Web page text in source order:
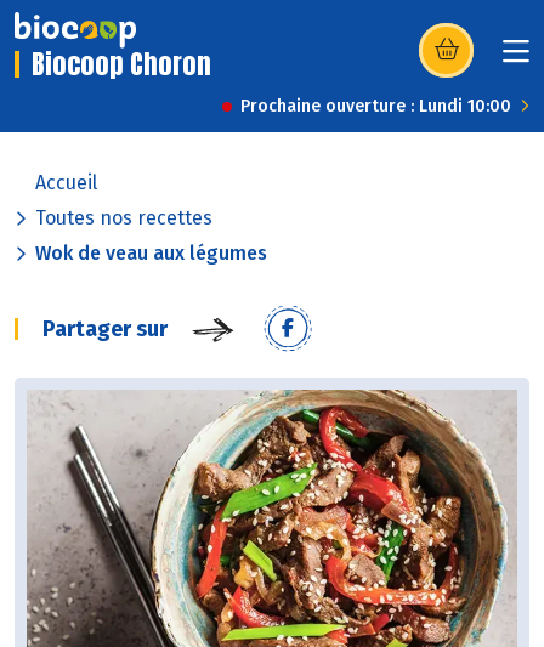
Biocoop Choron (s’ouvre dans
Prochaine ouverture : Lundi 10:00
Accueil
Toutes nos recettes
Wok de veau aux légumes
Partager sur